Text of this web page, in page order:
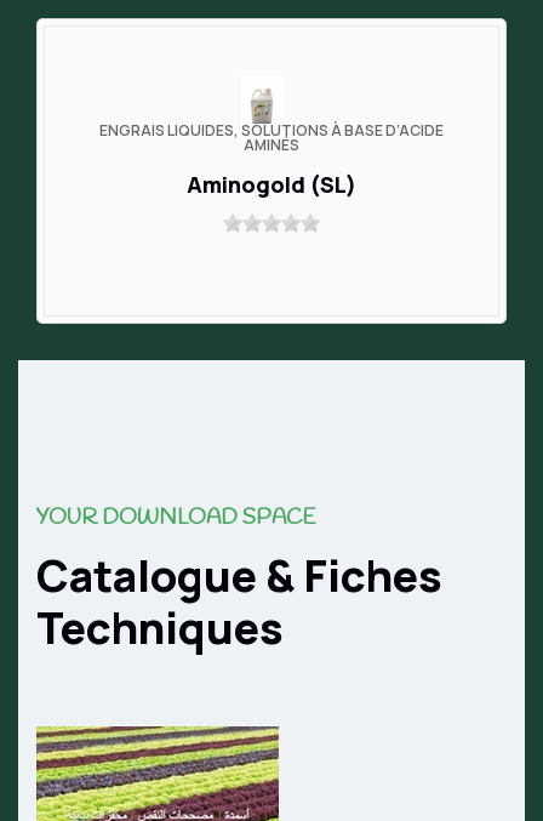
ENGRAIS LIQUIDES, SOLUTIONS À BASE D’ACIDE
AMINÉS
Aminogold (SL)
YOUR DOWNLOAD SPACE
Catalogue & Fiches
Techniques